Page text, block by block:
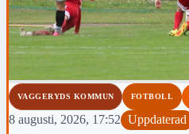
VAGGERYDS KOMMUN FOTBOLL
8 augusti, 2026, 17:52 Uppdaterad